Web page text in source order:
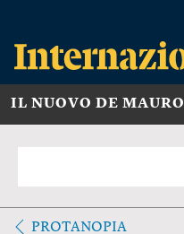
IL NUOVO DE MAURO
PROTANOPIA